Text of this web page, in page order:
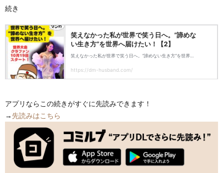
続き
アプリならこの続きがすぐに先読みできます！
→ 先読みはこちら